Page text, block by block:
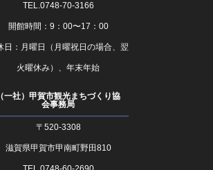
TEL.0748-70-3166
開館時間：9：00〜17：00
日：月曜日（月曜祝日の場合、翌
火曜休み）、年末年始
（一社）甲賀市観光まちづくり協
会事務局
〒520-3308
滋賀県甲賀市甲南町野田810